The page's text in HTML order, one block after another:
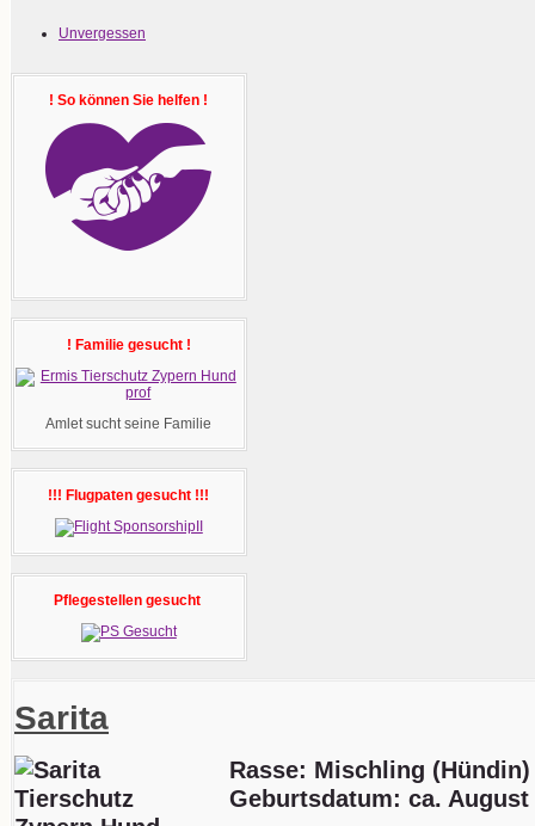
Unvergessen
! So können Sie helfen !
! Familie gesucht !
Amlet sucht seine Familie
!!! Flugpaten gesucht !!!
Pflegestellen gesucht
Sarita
Rasse: Mischling (Hündin)
Geburtsdatum: ca. August